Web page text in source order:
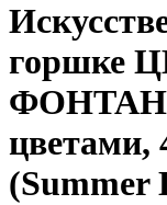
горшке
цветами,
(Summer